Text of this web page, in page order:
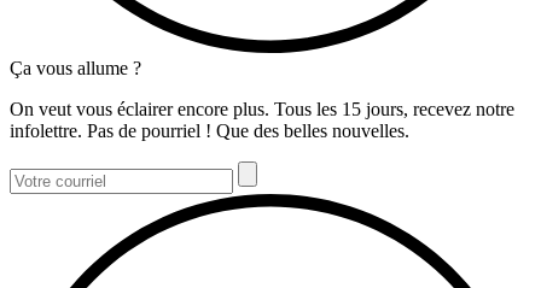
Ça vous allume ?
On veut vous éclairer encore plus. Tous les 15 jours, recevez notre
infolettre. Pas de pourriel ! Que des belles nouvelles.